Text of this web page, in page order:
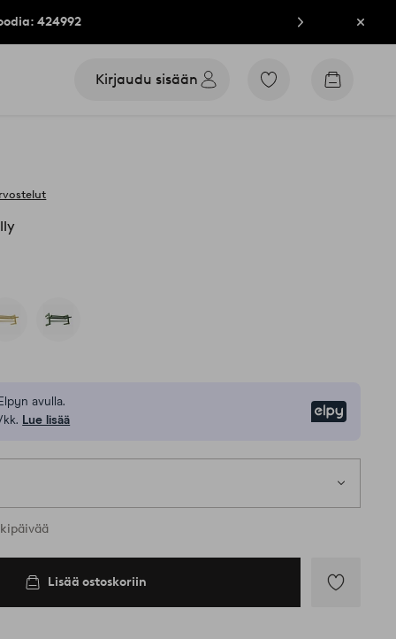
424992 Sulje
Kirjaudu sisään
Siirry
Siirry
avulla.
kk. Lue lisää
Lisää ostoskoriin